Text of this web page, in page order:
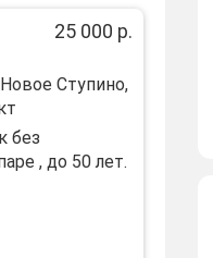
25 000 р.
Ступино,
без
, до 50 лет.